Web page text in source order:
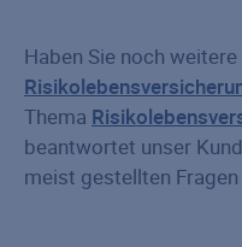
Haben Sie noch
Thema
beantwortet unser
meist gestellten Fragen